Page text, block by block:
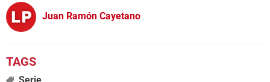
Juan Ramón Cayetano